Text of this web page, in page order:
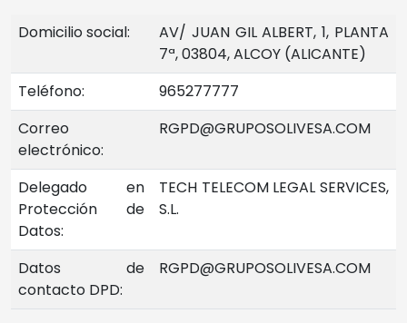
Domicilio social:
AV/ JUAN GIL ALBERT, 1, PLANTA
7ª, 03804, ALCOY (ALICANTE)
Teléfono:
965277777
Correo
electrónico:
RGPD@GRUPOSOLIVESA.COM
Delegado en
Protección de
Datos:
TECH TELECOM LEGAL SERVICES,
S.L.
Datos de
contacto DPD:
RGPD@GRUPOSOLIVESA.COM